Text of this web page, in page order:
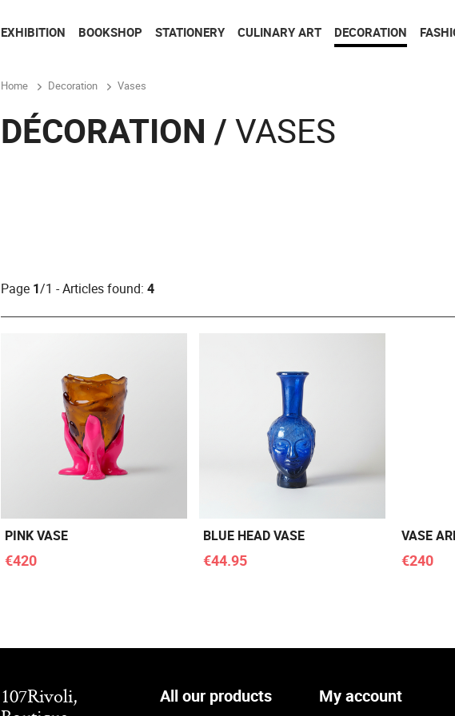
EXHIBITION BOOKSHOP STATIONERY CULINARY ART DECORATION
Home Decoration Vases
DÉCORATION /VASES
Page 1/1 - Articles found:4
PINK VASE
€420
BLUE HEAD VASE
€44.95
VASE
€240
107Rivoli, All our products My account